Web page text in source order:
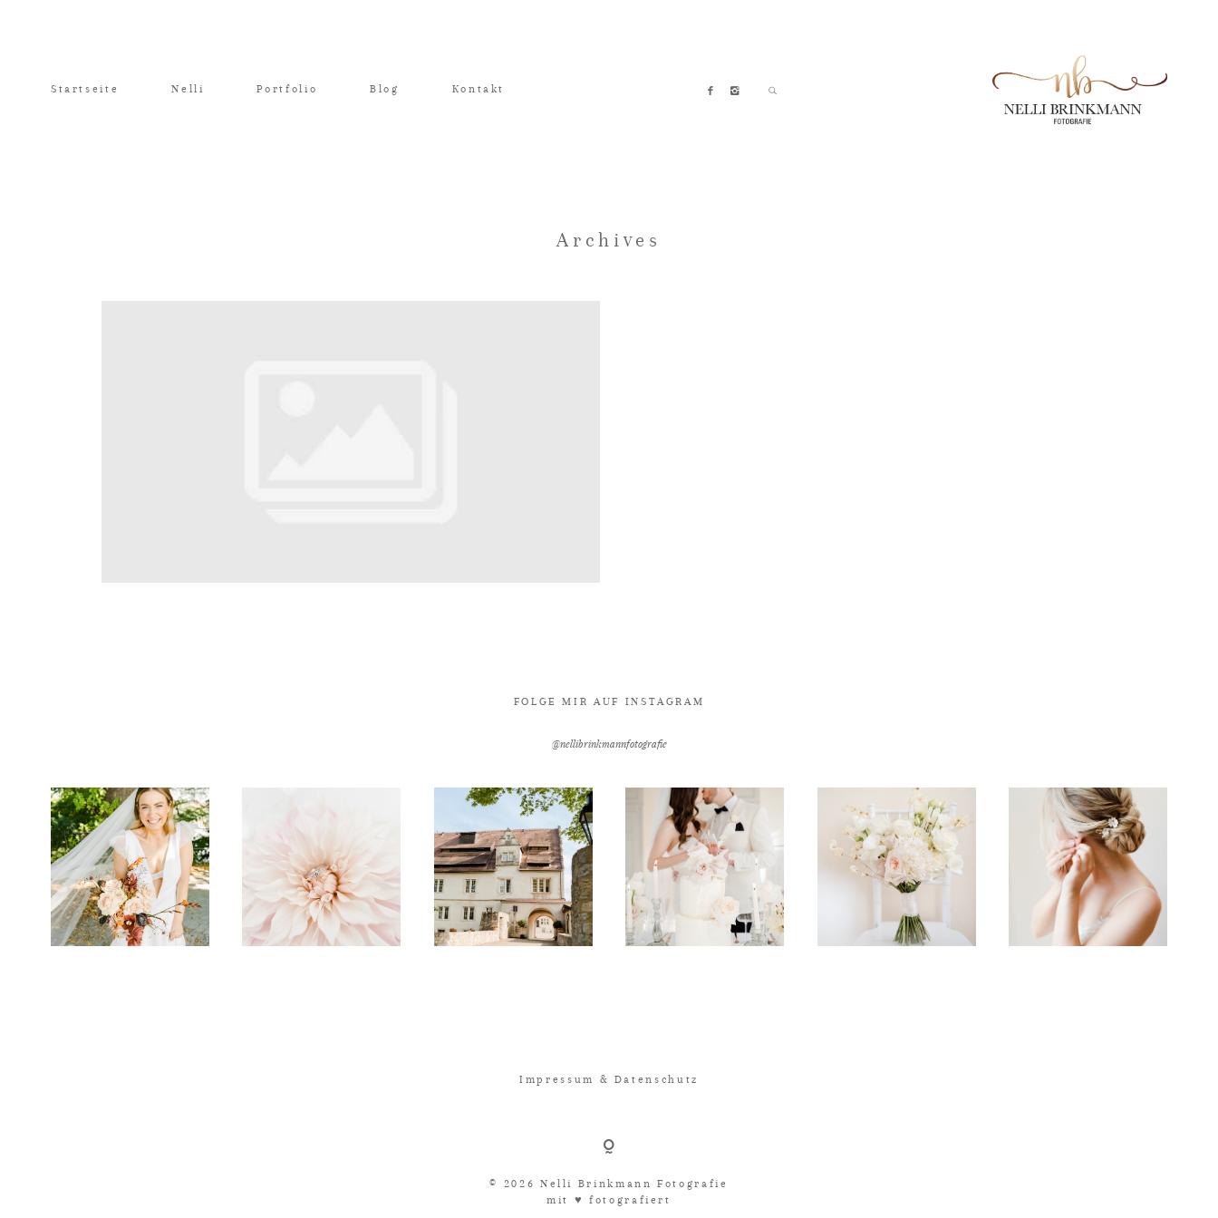
Startseite Nelli Portfolio Blog Kontakt
Archives
FOLGE MIR AUF INSTAGRAM
@nellibrinkmannfotografie
Impressum & Datenschutz
© 2026 Nelli Brinkmann Fotografie
mit ♥︎ fotografiert